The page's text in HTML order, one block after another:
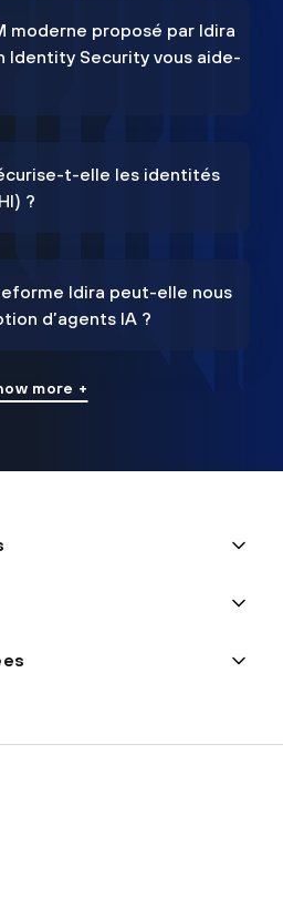
moderne proposé par Idira
Identity Security vous aide-
t-elle les identités
?
Idira peut-elle nous
d’agents IA ?
more +